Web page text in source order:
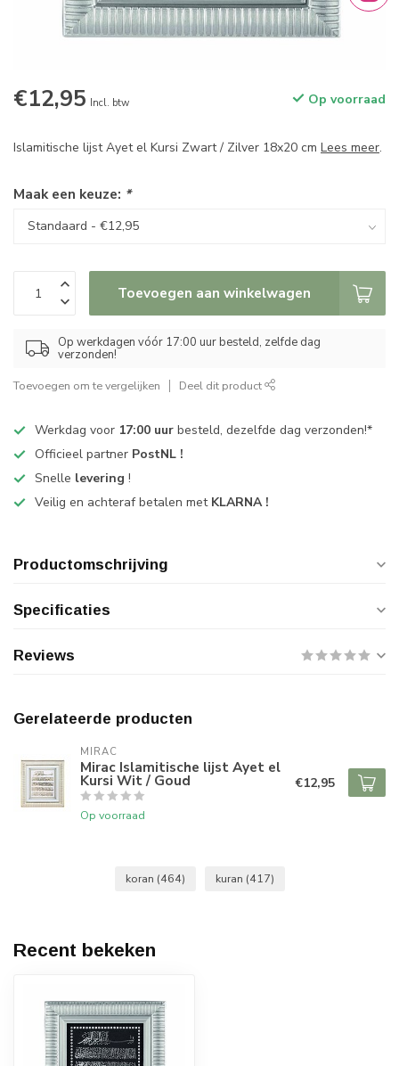
€12,95 Incl. btw Op voorraad
Islamitische lijst Ayet el Kursi Zwart / Zilver 18x20 cm Lees meer.
Maak een keuze: *
Toevoegen aan winkelwagen
Op werkdagen vóór 17:00 uur besteld, zelfde dag
verzonden!
Toevoegen om te vergelijken Deel dit product
Werkdag voor 17:00 uur besteld, dezelfde dag verzonden!*
Officieel partner PostNL !
Snelle levering !
Veilig en achteraf betalen met KLARNA !
Productomschrijving
Specificaties
Reviews
Gerelateerde producten
MIRAC
Mirac Islamitische lijst Ayet el
Kursi Wit / Goud
Op voorraad
€12,95
koran (464) kuran (417)
Recent bekeken